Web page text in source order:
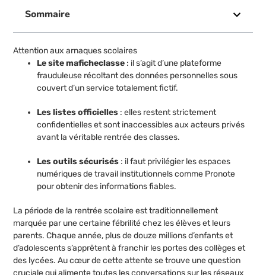
Sommaire
Attention aux arnaques scolaires
Le site maficheclasse : il s’agit d’une plateforme
frauduleuse récoltant des données personnelles sous
couvert d’un service totalement fictif.
Les listes officielles : elles restent strictement
confidentielles et sont inaccessibles aux acteurs privés
avant la véritable rentrée des classes.
Les outils sécurisés : il faut privilégier les espaces
numériques de travail institutionnels comme Pronote
pour obtenir des informations fiables.
La période de la rentrée scolaire est traditionnellement
marquée par une certaine fébrilité chez les élèves et leurs
parents. Chaque année, plus de douze millions d’enfants et
d’adolescents s’apprêtent à franchir les portes des collèges et
des lycées. Au cœur de cette attente se trouve une question